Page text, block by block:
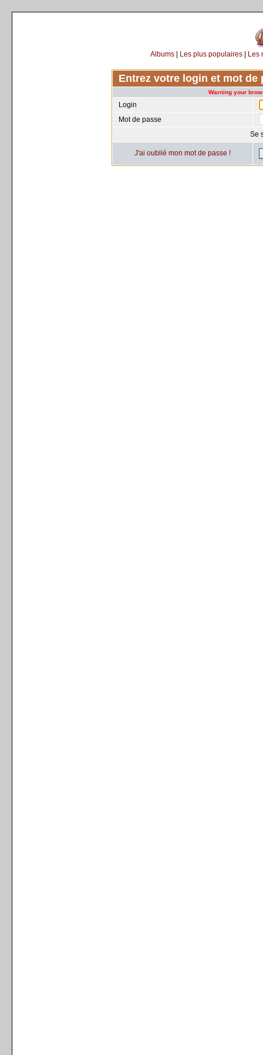
Albums| Les plus populaires| Les
Entrez votre login et mot
Warning your
Login
Mot de passe
Se
J'ai oublié mon mot de passe !